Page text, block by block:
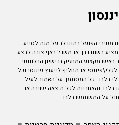
הפועל בתום לב על מנת לסייע
מציע בשום דרך או משדל באף צורה לבצע
באיש מקצוע המחזיק ברישיון הרלוונטי.
או תחליף לייעוץ פיננסי וכל
בלבד. כל המסתמך על האמור לעיל
בלבד והאחריות לכל תוצאה ישירה או
על המשתמש בלבד.